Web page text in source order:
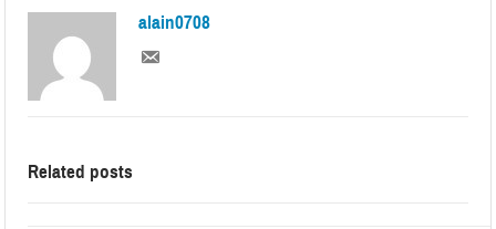
alain0708
Related posts